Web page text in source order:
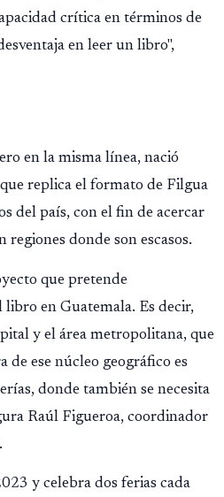
crítica en términos de
en leer un libro",
en la misma línea, nació
replica el formato de Filgua
del país, con el fin de acercar
regiones donde son escasos.
que pretende
libro en Guatemala. Es decir,
y el área metropolitana, que
de ese núcleo geográfico es
donde también se necesita
Raúl Figueroa, coordinador
y celebra dos ferias cada